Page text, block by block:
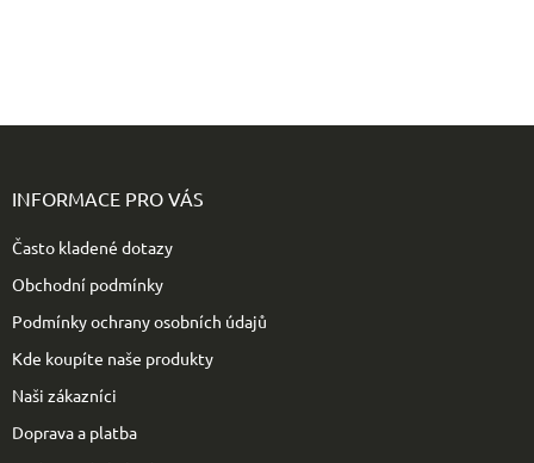
INFORMACE PRO VÁS
Často kladené dotazy
Obchodní podmínky
Podmínky ochrany osobních údajů
Kde koupíte naše produkty
Naši zákazníci
Doprava a platba